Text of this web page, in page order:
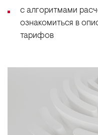
с алгоритмами
ознакомиться в
тарифов